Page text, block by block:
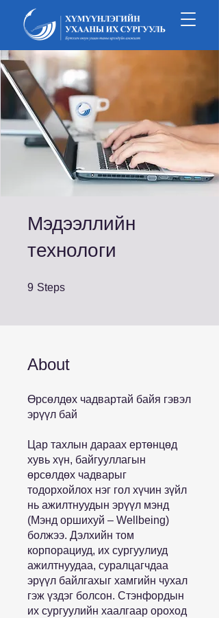
Мэдээллийн
технологи
9 Steps
About
Өрсөлдөх чадвартай байя гэвэл
эрүүл бай
Цар тахлын дараах ертөнцөд
хувь хүн, байгууллагын
өрсөлдөх чадварыг
тодорхойлох нэг гол хүчин зүйл
нь ажилтнуудын эрүүл мэнд
(Мэнд оршихуй – Wellbeing)
болжээ. Дэлхийн том
корпорациуд, их сургуулиуд
ажилтнуудаа, суралцагчдаа
эрүүл байлгахыг хамгийн чухал
гэж үздэг болсон. Стэнфордын
их сургуулийн хаалгаар ороход